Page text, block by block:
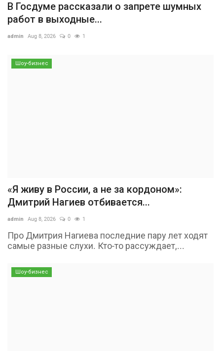
В Госдуме рассказали о запрете шумных
работ в выходные...
admin Aug 8, 2026 0 1
Шоу-бизнес
«Я живу в России, а не за кордоном»:
Дмитрий Нагиев отбивается...
admin Aug 8, 2026 0 1
Про Дмитрия Нагиева последние пару лет ходят
самые разные слухи. Кто-то рассуждает,...
Шоу-бизнес